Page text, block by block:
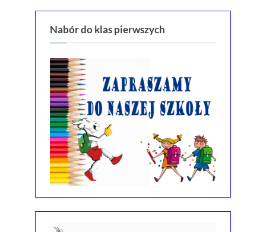
Nabór do klas pierwszych